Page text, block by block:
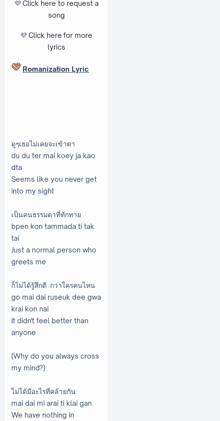
💜 Click here to request a
song
💜 Click here for more
lyrics
Romanization Lyric
ดูๆเธอไม่เคยจะเข้าตา
du du ter mai koey ja kao
dta
Seems like you never get
into my sight
เป็นคนธรรมดาที่ทักทาย
bpen kon tammada ti tak
tai
Just a normal person who
greets me
ก็ไม่ได้รู้สึกดี กว่าใครคนไหน
go mai dai ruseuk dee gwa
krai kon nai
It didn't feel better than
anyone
(Why do you always cross
my mind?)
ไม่ได้มีอะไรที่คล้ายกัน
mai dai mi arai ti klai gan
We have nothing in